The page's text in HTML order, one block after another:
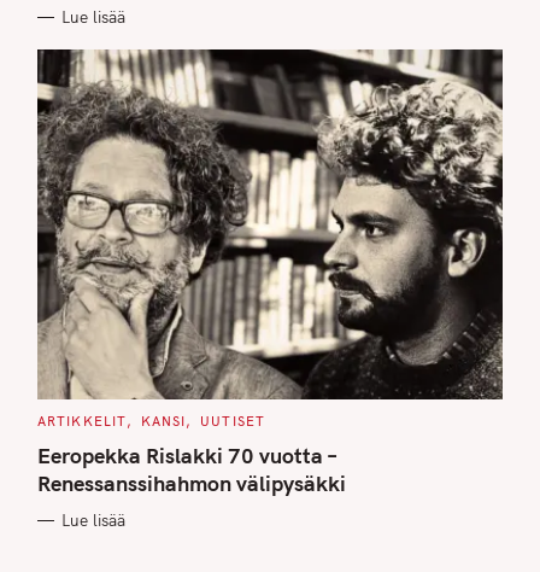
S
Lue lisää
C
T
E
G
O
I
ARTIKKELIT KANSI UUTISET
Eeropekka Rislakki 70 vuotta –
Renessanssihahmon välipysäkki
Lue lisää